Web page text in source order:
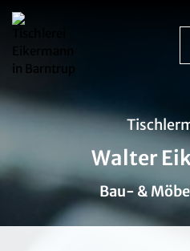
Walter
Bau- &